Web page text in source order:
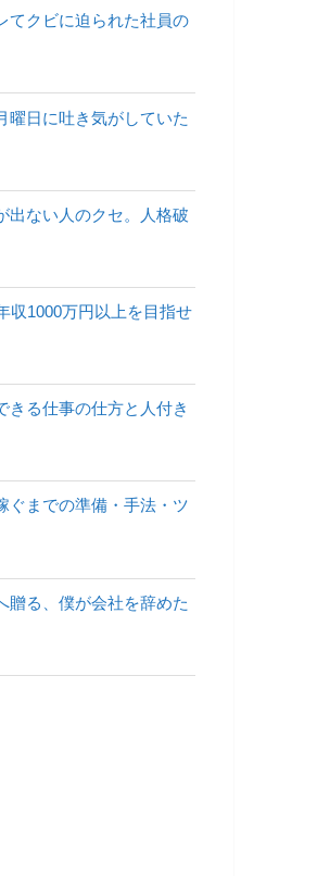
てクビに迫られた社員の
曜日に吐き気がしていた
出ない人のクセ。人格破
収1000万円以上を目指せ
きる仕事の仕方と人付き
ぐまでの準備・手法・ツ
贈る、僕が会社を辞めた